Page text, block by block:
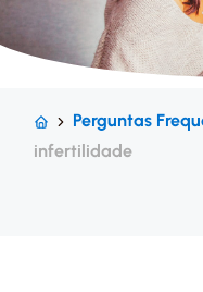
Perguntas
infertilidade